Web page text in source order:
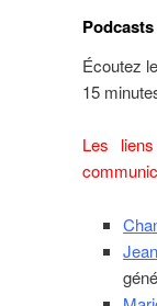
Podcasts
Écoutez
15
Les